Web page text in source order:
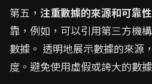
第五， 注重數據的來源和可靠性
靠，例如，可以引用第三方機
數據。 透明地展示數據的來源
度。避免使用虛假或誇大的數